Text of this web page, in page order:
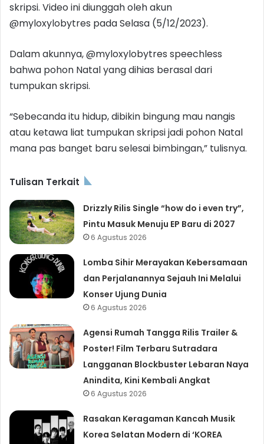
skripsi. Video ini diunggah oleh akun
@myloxylobytres pada Selasa (5/12/2023).
Dalam akunnya, @myloxylobytres speechless
bahwa pohon Natal yang dihias berasal dari
tumpukan skripsi.
“Sebecanda itu hidup, dibikin bingung mau nangis
atau ketawa liat tumpukan skripsi jadi pohon Natal
mana pas banget baru selesai bimbingan,” tulisnya.
Tulisan Terkait
Drizzly Rilis Single “how do i even try”,
Pintu Masuk Menuju EP Baru di 2027
6 Agustus 2026
Lomba Sihir Merayakan Kebersamaan
dan Perjalanannya Sejauh Ini Melalui
Konser Ujung Dunia
6 Agustus 2026
Agensi Rumah Tangga Rilis Trailer &
Poster! Film Terbaru Sutradara
Langganan Blockbuster Lebaran Naya
Anindita, Kini Kembali Angkat
6 Agustus 2026
Rasakan Keragaman Kancah Musik
Korea Selatan Modern di ‘KOREA